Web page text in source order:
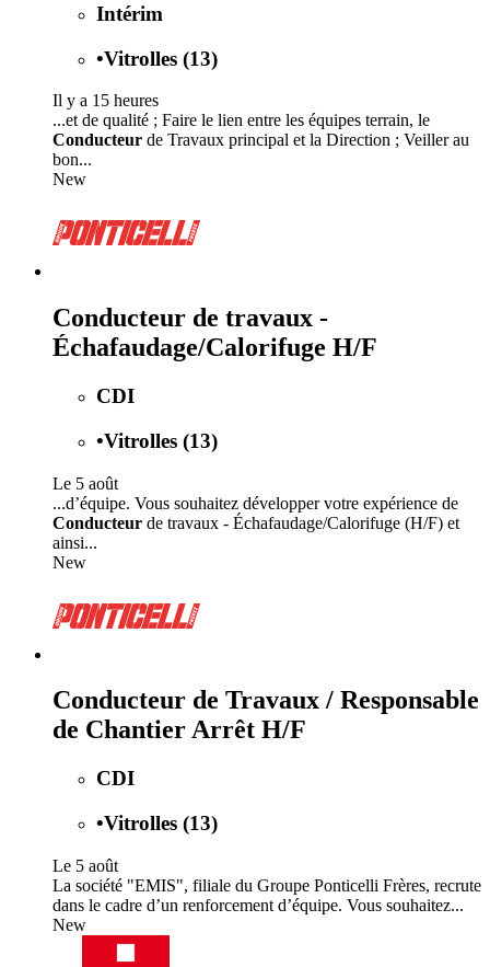
Intérim
•Vitrolles (13)
Il y a 15 heures
...et de qualité ; Faire le lien entre les équipes terrain, le
Conducteur de Travaux principal et la Direction ; Veiller au
bon...
New
Conducteur de travaux -
Échafaudage/Calorifuge H/F
CDI
•Vitrolles (13)
Le 5 août
...d’équipe. Vous souhaitez développer votre expérience de
Conducteur de travaux - Échafaudage/Calorifuge (H/F) et
ainsi...
New
Conducteur de Travaux / Responsable
de Chantier Arrêt H/F
CDI
•Vitrolles (13)
Le 5 août
La société "EMIS", filiale du Groupe Ponticelli Frères, recrute
dans le cadre d’un renforcement d’équipe. Vous souhaitez...
New